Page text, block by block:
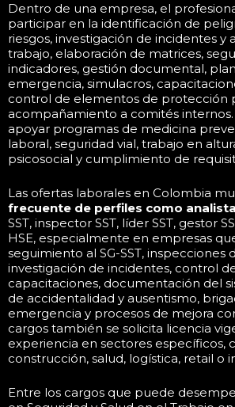
Dentro de una empresa, el
participar en la identificación de
riesgos, investigación de incidentes y
trabajo, elaboración de matrices,
indicadores, gestión documental,
emergencia, simulacros,
control de elementos de protección
acompañamiento a comités
apoyar programas de medicina
laboral, seguridad vial, trabajo en
psicosocial y cumplimiento de
Las ofertas laborales en Colombia
frecuente de perfiles como analista
SST, inspector SST, líder SST, gestor
HSE, especialmente en empresas
seguimiento al SG-SST, inspecciones
investigación de incidentes, control
capacitaciones, documentación del
de accidentalidad y ausentismo,
emergencia y procesos de mejora
cargos también se solicita licencia
experiencia en sectores específicos,
construcción, salud, logística, retail o
Entre los cargos que puede